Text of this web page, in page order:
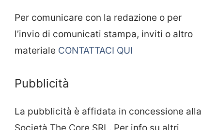
Per comunicare con la redazione o per
l’invio di comunicati stampa, inviti o altro
materiale CONTATTACI QUI
Pubblicità
La pubblicità è affidata in concessione alla
Società The Core SRL. Per info su altri